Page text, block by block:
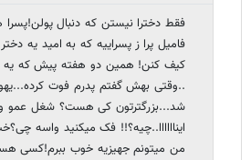
فقط دخترا نیستن که دنبال
فامیل پرا ز پسراییه که به امید یه
کیف کنن! همین دو هفته پیش که یه
..وقتی بهش گفتم پدرم فوت
شد...بزرگترتون کی هست؟ شغل عمو
ایناااااا..چیه؟!! فک میکنید واسه
من میتونم جهیزیه خوب ببرم!کسی